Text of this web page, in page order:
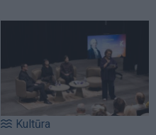
Kultūra